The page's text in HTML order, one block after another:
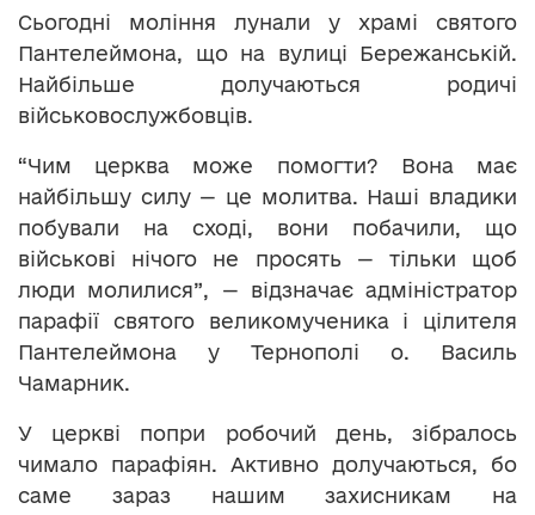
Сьогодні моління лунали у храмі святого
Пантелеймона, що на вулиці Бережанській.
Найбільше долучаються родичі
військовослужбовців.
“Чим церква може помогти? Вона має
найбільшу силу — це молитва. Наші владики
побували на сході, вони побачили, що
військові нічого не просять — тільки щоб
люди молилися”, — відзначає адміністратор
парафії святого великомученика і цілителя
Пантелеймона у Тернополі о. Василь
Чамарник.
У церкві попри робочий день, зібралось
чимало парафіян. Активно долучаються, бо
саме зараз нашим захисникам на